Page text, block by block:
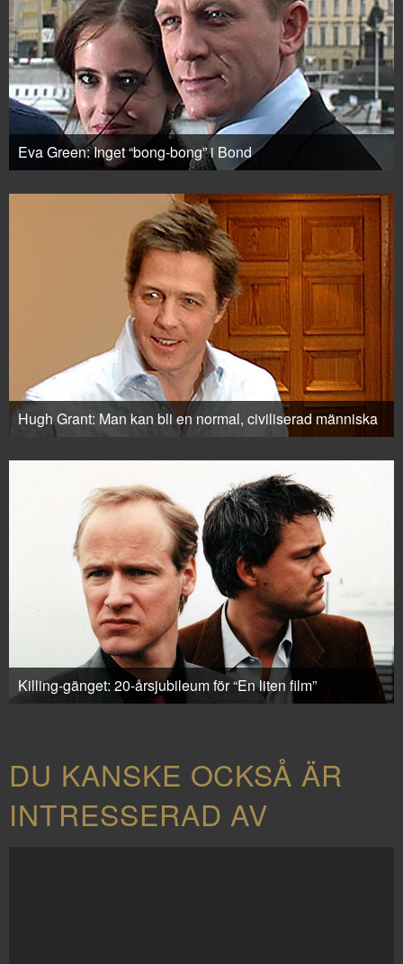
Eva Green: Inget “bong-bong” i Bond
Hugh Grant: Man kan bli en normal, civiliserad människa
Killing-gänget: 20-årsjubileum för “En liten film”
DU KANSKE OCKSÅ ÄR
INTRESSERAD AV